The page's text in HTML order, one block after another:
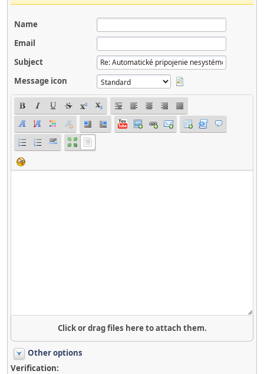
Name
Email
Subject
Message icon
Click or drag files here to attach them.
Other options
Verification: